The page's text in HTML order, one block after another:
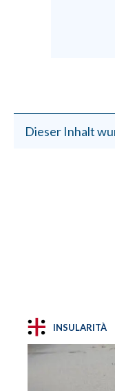
Dieser Inhalt
INSULARITÀ